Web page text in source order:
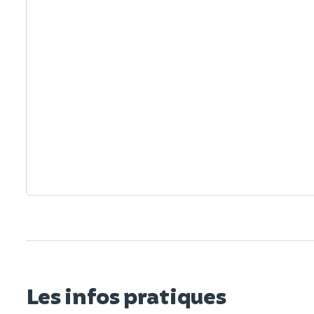
Les infos pratiques